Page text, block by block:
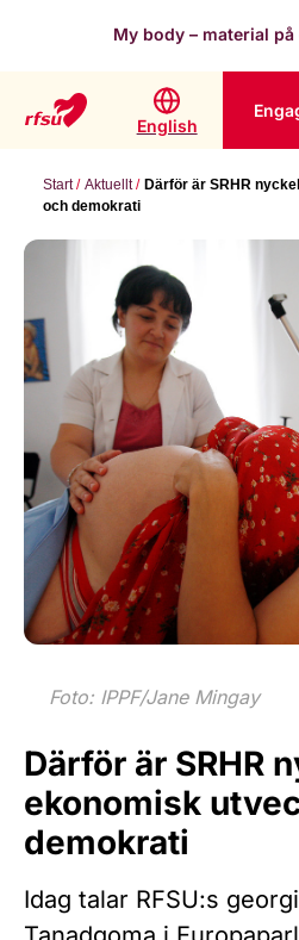
My body – material
English
Start Aktuellt
Därför är SRHR
och demokrati
Foto: IPPF/Jane Mingay
Därför är SRHR
ekonomisk
demokrati
Idag talar RFSU:s